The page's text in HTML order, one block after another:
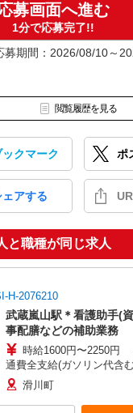
募画面へ進む
1分で応募完了!!
募期間：2026/08/10～
閲覧履歴を見る
ックマーク ポ
ェアする
と職種が同じ求人
H-2076210
武蔵嵐山駅＊看護助手(
事配膳などの補助業務
時給1600円〜2250円
通費全支給(ガソリン代含
滑川町